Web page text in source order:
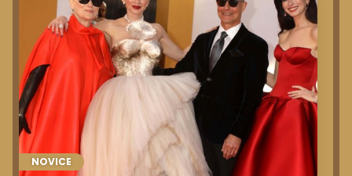
NOVICE